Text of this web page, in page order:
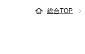
総合TOP